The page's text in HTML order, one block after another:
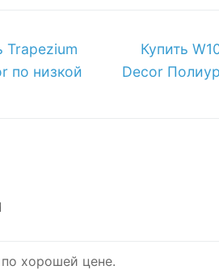
Trapezium
по низкой
Следующая
запись:
Купить
Decor
хорошей цене.